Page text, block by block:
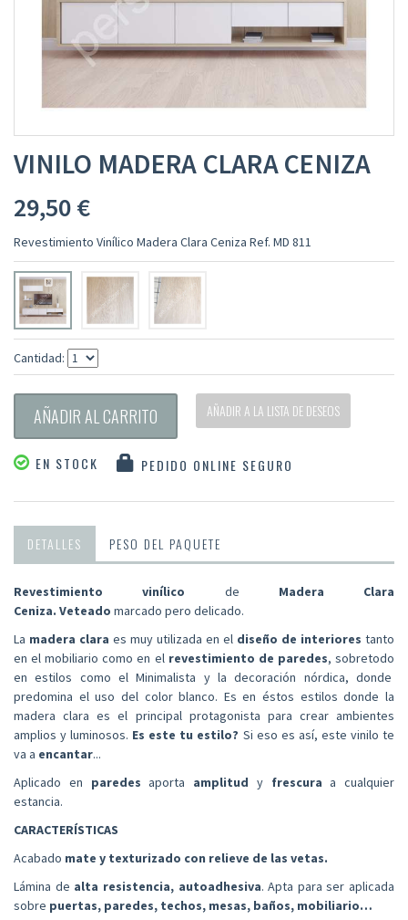
VINILO MADERA CLARA CENIZA
29,50 €
Revestimiento Vinílico Madera Clara Ceniza Ref. MD 811
Cantidad:
AÑADIR AL CARRITO AÑADIR A LA LISTA DE DESEOS
EN STOCK PEDIDO ONLINE SEGURO
DETALLES PESO DEL PAQUETE
Revestimiento vinílico de Madera Clara
Ceniza. Veteado marcado pero delicado.
La madera clara es muy utilizada en el diseño de interiores tanto
en el mobiliario como en el revestimiento de paredes, sobretodo
en estilos como el Minimalista y la decoración nórdica, donde
predomina el uso del color blanco. Es en éstos estilos donde la
madera clara es el principal protagonista para crear ambientes
amplios y luminosos. Es este tu estilo? Si eso es así, este vinilo te
va a encantar...
Aplicado en paredesaporta amplitud y frescuraa cualquier
estancia.
CARACTERÍSTICAS
Acabado mate y texturizado con relieve de las vetas.
Lámina de alta resistencia, autoadhesiva. Apta para ser aplicada
sobre puertas, paredes, techos, mesas, baños, mobiliario…